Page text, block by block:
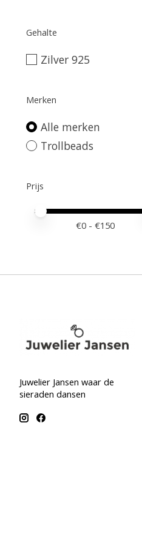
Gehalte
Zilver 925
Merken
Alle merken
Trollbeads
Prijs
Minimale
Price maximum
€0 - €150
Juwelier Jansen waar de
sieraden dansen